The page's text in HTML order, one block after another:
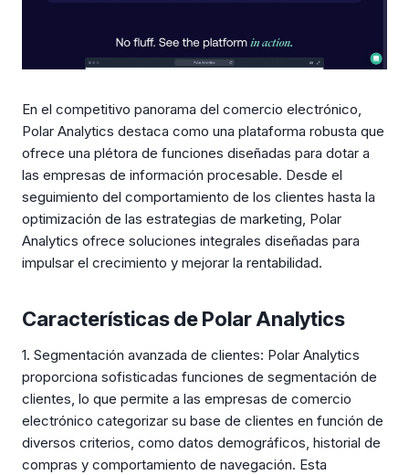
En el competitivo panorama del comercio electrónico,
Polar Analytics destaca como una plataforma robusta que
ofrece una plétora de funciones diseñadas para dotar a
las empresas de información procesable. Desde el
seguimiento del comportamiento de los clientes hasta la
optimización de las estrategias de marketing, Polar
Analytics ofrece soluciones integrales diseñadas para
impulsar el crecimiento y mejorar la rentabilidad.
Características de Polar Analytics
1. Segmentación avanzada de clientes: Polar Analytics
proporciona sofisticadas funciones de segmentación de
clientes, lo que permite a las empresas de comercio
electrónico categorizar su base de clientes en función de
diversos criterios, como datos demográficos, historial de
compras y comportamiento de navegación. Esta